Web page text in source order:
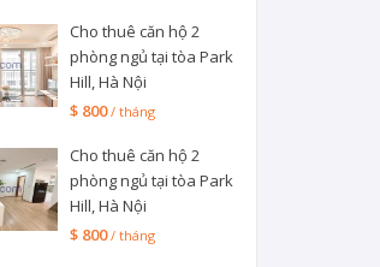
Cho thuê căn hộ 2
phòng ngủ tại tòa Park
Hill, Hà Nội
$ 800/ tháng
Cho thuê căn hộ 2
phòng ngủ tại tòa Park
Hill, Hà Nội
$ 800/ tháng